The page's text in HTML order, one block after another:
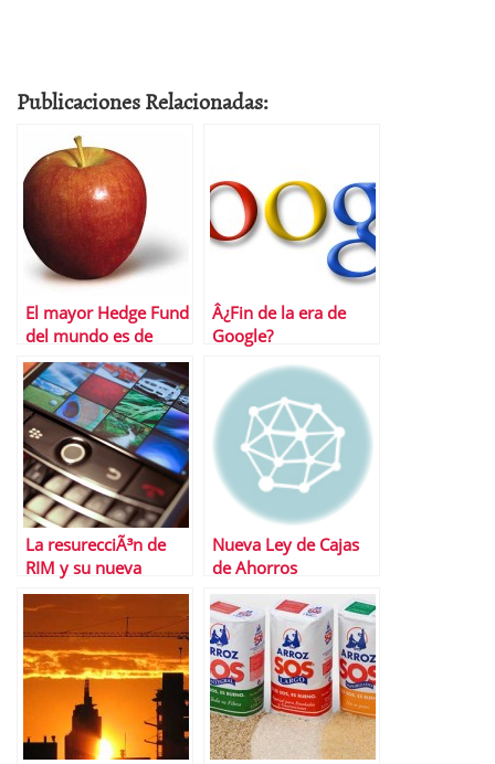
Publicaciones Relacionadas:
El mayor Hedge Fund
del mundo es de
Apple
Â¿Fin de la era de
Google?
La resurecciÃ³n de
RIM y su nueva
BlackBerry
Nueva Ley de Cajas
de Ahorros